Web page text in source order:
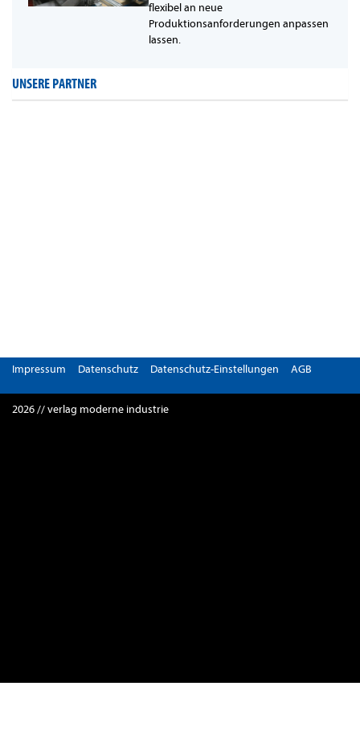
flexibel an neue
Produktionsanforderungen anpassen
lassen.
UNSERE PARTNER
Impressum Datenschutz Datenschutz-Einstellungen AGB
2026 // verlag moderne industrie